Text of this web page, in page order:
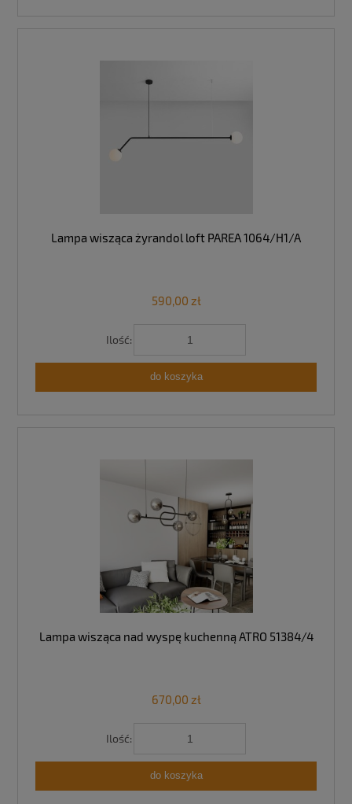
Lampa wisząca żyrandol loft PAREA 1064/H1/A
590,00 zł
Ilość:
do koszyka
Lampa wisząca nad wyspę kuchenną ATRO 51384/4
670,00 zł
Ilość:
do koszyka